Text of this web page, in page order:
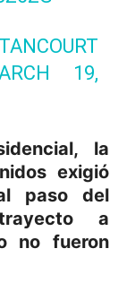
19,
la
exigió
paso del
a
no fueron